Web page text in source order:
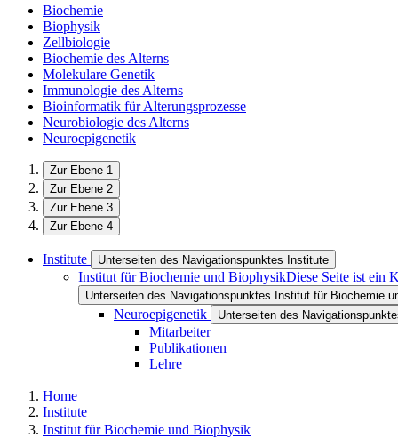
Biochemie
Biophysik
Zellbiologie
Biochemie des Alterns
Molekulare Genetik
Immunologie des Alterns
Bioinformatik für Alterungsprozesse
Neurobiologie des Alterns
Neuroepigenetik
Zur Ebene 1
Zur Ebene 2
Zur Ebene 3
Zur Ebene 4
Institute Unterseiten des Navigationspunktes Institute
Institut für Biochemie und BiophysikDiese Seite ist ein
Unterseiten des Navigationspunktes Institut für Biochemie
Neuroepigenetik Unterseiten des
Mitarbeiter
Publikationen
Lehre
Home
Institute
Institut für Biochemie und Biophysik